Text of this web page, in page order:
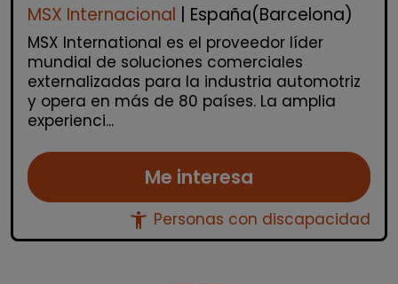
MSX Internacional | España(Barcelona)
MSX International es el proveedor líder
mundial de soluciones comerciales
externalizadas para la industria automotriz
y opera en más de 80 países. La amplia
experienci...
Me interesa
accessibility_new Personas con discapacidad